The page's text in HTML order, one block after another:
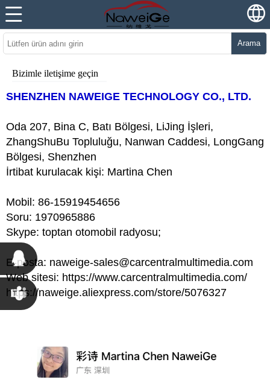
Arama
Bizimle iletişime geçin
SHENZHEN NAWEIGE TECHNOLOGY CO., LTD.
Oda 207, Bina C, Batı Bölgesi, LiJing İşleri,
ZhangShuBu Topluluğu, Nanwan Caddesi, LongGang
Bölgesi, Shenzhen
İrtibat kurulacak kişi: Martina Chen
Mobil: 86-15919454656
Soru: 1970965886
Skype: toptan otomobil radyosu;
E-posta: naweige-sales@carcentralmultimedia.com
Web sitesi: https://www.carcentralmultimedia.com/
https://naweige.aliexpress.com/store/5076327
Susana